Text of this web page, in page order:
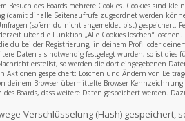
Besuch des Boards mehrere Cookies. Cookies sind
(damit dir alle Seitenaufrufe zugeordnet werden
(sofern du nicht angemeldet bist)
über die Funktion „Alle Cookies löschen“ löschen.
du bei der Registrierung, in deinem Profil oder
Daten als notwendig festgelegt wurden, so ist dies
erstellst, so werden die dort eingegebenen
Aktionen gespeichert: Löschen und Ändern von
deinem Browser übermittelte Browser-
Boards, dass weitere Daten gespeichert werden.
Verschlüsselung (Hash)